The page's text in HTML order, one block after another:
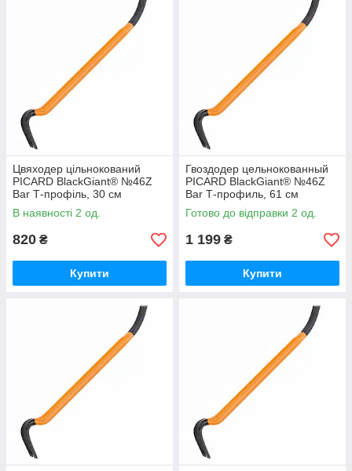
Цвяходер цільнокований
PICARD BlackGiant® №46Z
Bar Т-профіль, 30 см
В наявності 2 од.
820 ₴
Купити
Гвоздодер цельнокованный
PICARD BlackGiant® №46Z
Bar Т-профиль, 61 см
Готово до відправки 2 од.
1 199 ₴
Купити